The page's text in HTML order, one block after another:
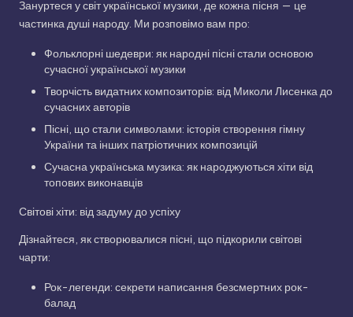
Зануртеся у світ української музики, де кожна пісня — це
частинка душі народу. Ми розповімо вам про:
Фольклорні шедеври: як народні пісні стали основою
сучасної української музики
Творчість видатних композиторів: від Миколи Лисенка до
сучасних авторів
Пісні, що стали символами: історія створення гімну
України та інших патріотичних композицій
Сучасна українська музика: як народжуються хіти від
топових виконавців
Світові хіти: від задуму до успіху
Дізнайтеся, як створювалися пісні, що підкорили світові
чарти:
Рок-легенди: секрети написання безсмертних рок-
балад